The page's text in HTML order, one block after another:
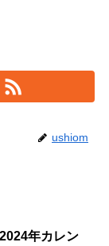
ushiom
年カレン